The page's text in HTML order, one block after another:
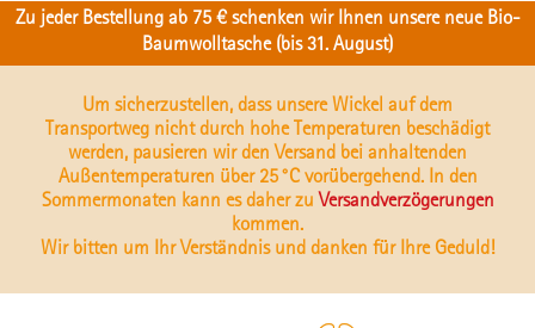
Zu jeder Bestellung ab 75 € schenken wir Ihnen unsere neue Bio-
Baumwolltasche (bis 31. August)
Um sicherzustellen, dass unsere Wickel auf dem
Transportweg nicht durch hohe Temperaturen beschädigt
werden, pausieren wir den Versand bei anhaltenden
Außentemperaturen über 25 °C vorübergehend. In den
Sommermonaten kann es daher zu Versandverzögerungen
kommen.
Wir bitten um Ihr Verständnis und danken für Ihre Geduld!